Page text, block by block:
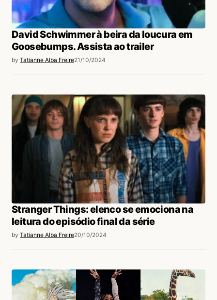
David Schwimmer à beira da loucura em
Goosebumps. Assista ao trailer
by Tatianne Alba Freire21/10/2024
Stranger Things: elenco se emociona na
leitura do episódio final da série
by Tatianne Alba Freire20/10/2024